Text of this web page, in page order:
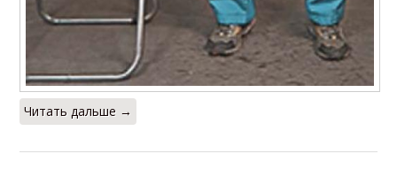
Читать дальше →